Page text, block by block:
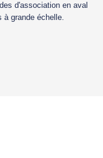
d'association en aval
à grande échelle.